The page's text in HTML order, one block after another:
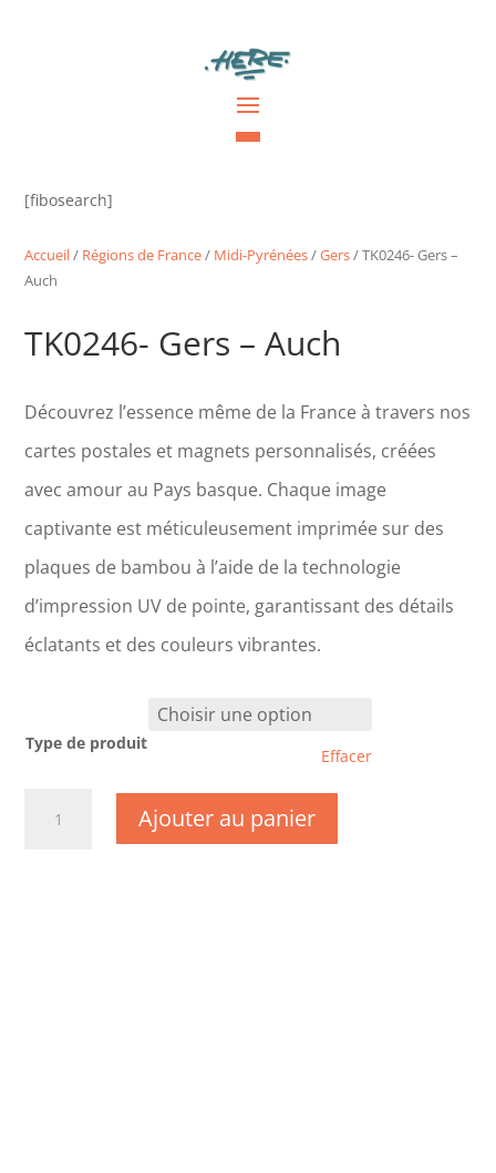
[fibosearch]
Accueil/ Régions de France/ Midi-Pyrénées/Gers/ TK0246- Gers –
Auch
TK0246- Gers – Auch
Découvrez l’essence même de la France à travers nos
cartes postales et magnets personnalisés, créées
avec amour au Pays basque. Chaque image
captivante est méticuleusement imprimée sur des
plaques de bambou à l’aide de la technologie
d’impression UV de pointe, garantissant des détails
éclatants et des couleurs vibrantes.
Type de produit
Effacer
Ajouter au panier